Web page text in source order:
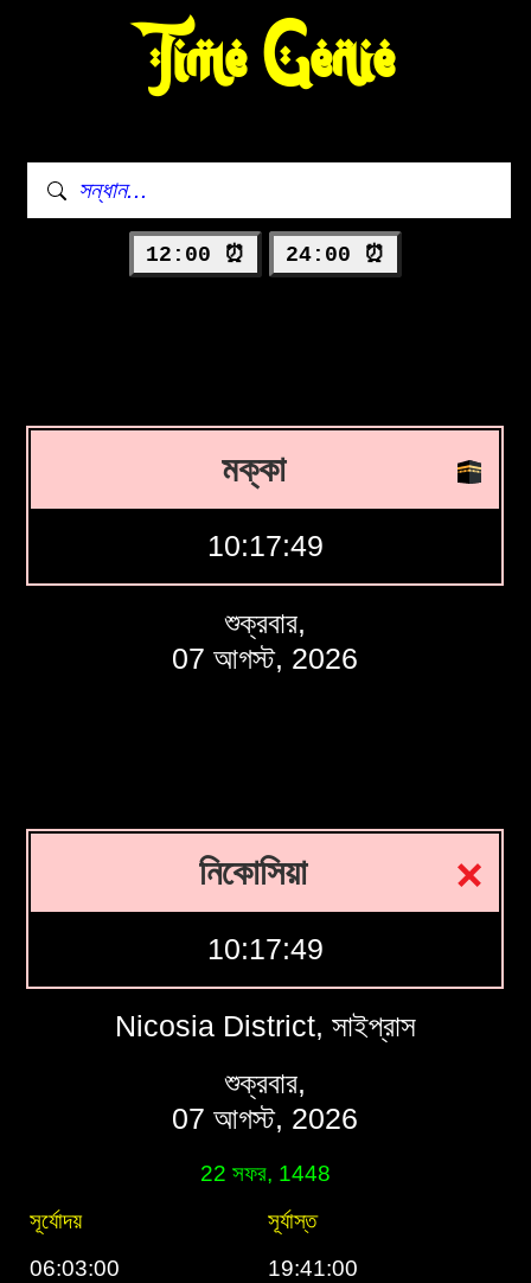
Time Genie
12:00 ⏰ 24:00 ⏰
মক্কা
10:17:50
শুক্রবার,
07 আগস্ট, 2026
নিকোসিয়া
10:17:50
Nicosia District, সাইপ্রাস
শুক্রবার,
07 আগস্ট, 2026
22 সফর, 1448
সূর্যোদয়
সূর্যাস্ত
06:03:00
19:41:00